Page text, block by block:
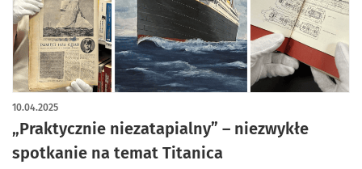
„Praktycznie niezatapialny” – niezwykłe
spotkanie na temat Titanica
10.04.2025
artykuł z galerią zdjęć